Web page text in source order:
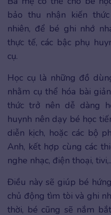
bảo thu nhận kiến
nhiên, để bé ghi nhớ
thực tế, các bậc phụ
cụ.
Học cụ là những đồ
nhằm cụ thể hóa bài
thức trở nên dễ dàng
huynh nên dạy bé học
diễn kịch, hoặc các bộ
Anh, kết hợp cùng các
nghe nhạc, điện thoại, tivi,..
Điều này sẽ giúp bé
chủ động tìm tòi và ghi
thời, bé cũng sẽ nắm